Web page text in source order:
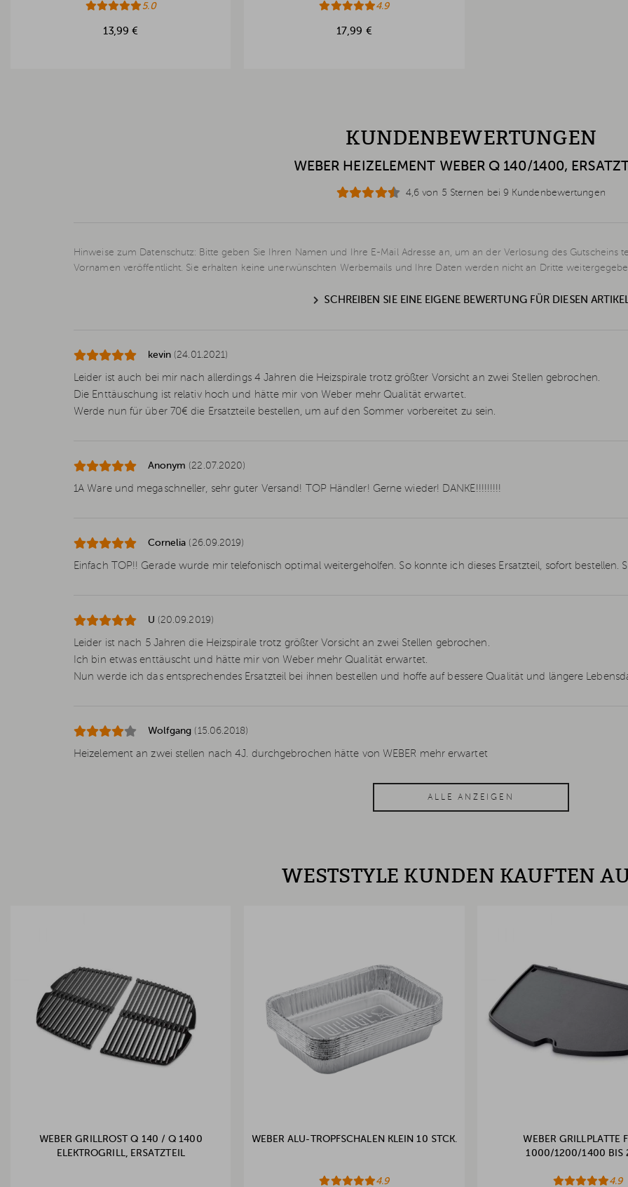
5.0
13,99 €
4.9
17,99 €
KUNDENBEWERTUNGEN
WEBER HEIZELEMENT WEBER Q 140/1400,
4,6 von 5 Sternen bei 9 Kundenbewertungen
Hinweise zum Datenschutz: Bitte geben Sie Ihren Namen und Ihre E-Mail Adresse an, um an der Verlosung des
Vornamen veröffentlicht. Sie erhalten keine unerwünschten Werbemails und Ihre Daten werden nicht an Dritte
SCHREIBEN SIE EINE EIGENE BEWERTUNG FÜR DIESEN
kevin (24.01.2021)
Leider ist auch bei mir nach allerdings 4 Jahren die Heizspirale trotz größter Vorsicht an zwei Stellen gebrochen.
Die Enttäuschung ist relativ hoch und hätte mir von Weber mehr Qualität erwartet.
Werde nun für über 70€ die Ersatzteile bestellen, um auf den Sommer vorbereitet zu sein.
Anonym (22.07.2020)
1A Ware und megaschneller, sehr guter Versand! TOP Händler! Gerne wieder! DANKE!!!!!!!!!
Cornelia (26.09.2019)
Einfach TOP!! Gerade wurde mir telefonisch optimal weitergeholfen. So konnte ich dieses Ersatzteil, sofort bestellen.
U (20.09.2019)
Leider ist nach 5 Jahren die Heizspirale trotz größter Vorsicht an zwei Stellen gebrochen.
Ich bin etwas enttäuscht und hätte mir von Weber mehr Qualität erwartet.
Nun werde ich das entsprechendes Ersatzteil bei ihnen bestellen und hoffe auf bessere Qualität und längere
Wolfgang (15.06.2018)
Heizelement an zwei stellen nach 4J. durchgebrochen hätte von WEBER mehr erwartet
ALLE ANZEIGEN
WESTSTYLE KUNDEN KAUFTEN
WEBER GRILLROST Q 140 / Q 1400
ELEKTROGRILL, ERSATZTEIL
WEBER ALU-TROPFSCHALEN KLEIN 10 STCK.
4.9
WEBER GRILLPLATTE
1000/1200/1400 BIS
4.9